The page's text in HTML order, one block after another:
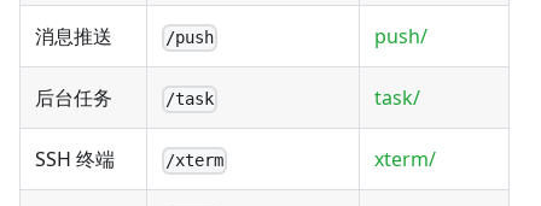
消息推送 /push push/
后台任务 /task task/
SSH 终端 /xterm xterm/